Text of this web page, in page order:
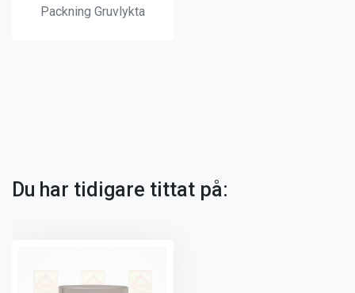
Packning Gruvlykta
Du har tidigare tittat på: